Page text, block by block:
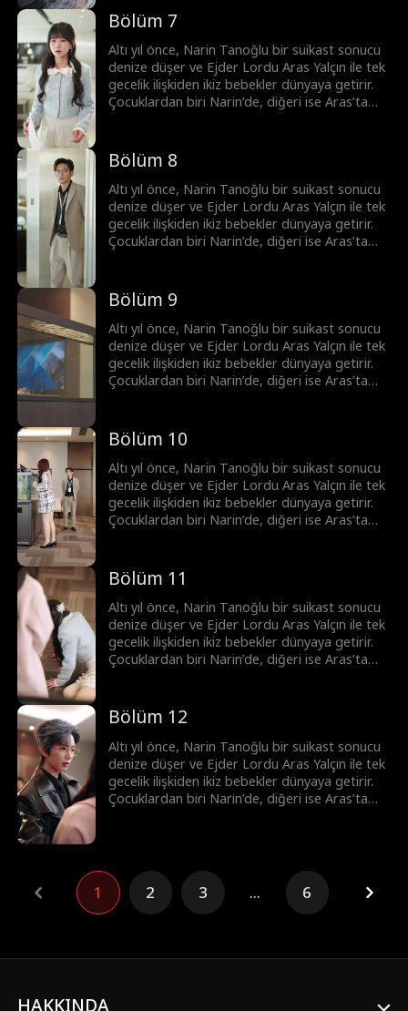
tıpatıp benzeyen Melis ve Sanem sürekli
karıştırılır. İkizlerin çabalarıyla Aras ile Narin
birbirine yaklaşsa da gerçeklerle hep son anda
karşılaşırlar. En sonunda ikizlerin planı
sayesinde tüm yanlış anlaşılmalar çözülür ve
çift mutlu sona ulaşır.
Bölüm 7
Altı yıl önce, Narin Tanoğlu bir suikast sonucu
denize düşer ve Ejder Lordu Aras Yalçın ile tek
gecelik ilişkiden ikiz bebekler dünyaya getirir.
Çocuklardan biri Narin’de, diğeri ise Aras’ta
tıpatıp benzeyen Melis ve Sanem sürekli
karıştırılır. İkizlerin çabalarıyla Aras ile Narin
birbirine yaklaşsa da gerçeklerle hep son anda
karşılaşırlar. En sonunda ikizlerin planı
sayesinde tüm yanlış anlaşılmalar çözülür ve
çift mutlu sona ulaşır.
Bölüm 8
Altı yıl önce, Narin Tanoğlu bir suikast sonucu
denize düşer ve Ejder Lordu Aras Yalçın ile tek
gecelik ilişkiden ikiz bebekler dünyaya getirir.
Çocuklardan biri Narin’de, diğeri ise Aras’ta
tıpatıp benzeyen Melis ve Sanem sürekli
karıştırılır. İkizlerin çabalarıyla Aras ile Narin
birbirine yaklaşsa da gerçeklerle hep son anda
karşılaşırlar. En sonunda ikizlerin planı
sayesinde tüm yanlış anlaşılmalar çözülür ve
çift mutlu sona ulaşır.
Bölüm 9
Altı yıl önce, Narin Tanoğlu bir suikast sonucu
denize düşer ve Ejder Lordu Aras Yalçın ile tek
gecelik ilişkiden ikiz bebekler dünyaya getirir.
Çocuklardan biri Narin’de, diğeri ise Aras’ta
tıpatıp benzeyen Melis ve Sanem sürekli
karıştırılır. İkizlerin çabalarıyla Aras ile Narin
birbirine yaklaşsa da gerçeklerle hep son anda
karşılaşırlar. En sonunda ikizlerin planı
sayesinde tüm yanlış anlaşılmalar çözülür ve
çift mutlu sona ulaşır.
Bölüm 10
Altı yıl önce, Narin Tanoğlu bir suikast sonucu
denize düşer ve Ejder Lordu Aras Yalçın ile tek
gecelik ilişkiden ikiz bebekler dünyaya getirir.
Çocuklardan biri Narin’de, diğeri ise Aras’ta
tıpatıp benzeyen Melis ve Sanem sürekli
karıştırılır. İkizlerin çabalarıyla Aras ile Narin
birbirine yaklaşsa da gerçeklerle hep son anda
karşılaşırlar. En sonunda ikizlerin planı
sayesinde tüm yanlış anlaşılmalar çözülür ve
çift mutlu sona ulaşır.
Bölüm 11
Altı yıl önce, Narin Tanoğlu bir suikast sonucu
denize düşer ve Ejder Lordu Aras Yalçın ile tek
gecelik ilişkiden ikiz bebekler dünyaya getirir.
Çocuklardan biri Narin’de, diğeri ise Aras’ta
tıpatıp benzeyen Melis ve Sanem sürekli
karıştırılır. İkizlerin çabalarıyla Aras ile Narin
birbirine yaklaşsa da gerçeklerle hep son anda
karşılaşırlar. En sonunda ikizlerin planı
sayesinde tüm yanlış anlaşılmalar çözülür ve
çift mutlu sona ulaşır.
Bölüm 12
Altı yıl önce, Narin Tanoğlu bir suikast sonucu
denize düşer ve Ejder Lordu Aras Yalçın ile tek
gecelik ilişkiden ikiz bebekler dünyaya getirir.
Çocuklardan biri Narin’de, diğeri ise Aras’ta
karıştırılır. İkizlerin çabalarıyla Aras ile Narin
birbirine yaklaşsa da gerçeklerle hep son anda
karşılaşırlar. En sonunda ikizlerin planı
sayesinde tüm yanlış anlaşılmalar çözülür ve
1 2 3 ... 6
HAKKINDA